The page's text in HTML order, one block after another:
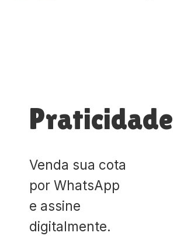
Praticidade
Venda sua cota
por WhatsApp
e assine
digitalmente.